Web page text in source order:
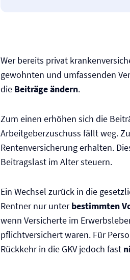
Wer bereits privat
gewohnten und umfassenden
die Beiträge ändern.
Zum einen erhöhen sich die
Arbeitgeberzuschuss fällt weg.
Renten­versicherung erhalten.
Beitragslast im Alter steuern.
Ein Wechsel zurück in die
Rentner nur unterbestimmten
wenn Versicherte im
pflichtversichert waren. Für
Rückkehr in die GKV jedoch fast